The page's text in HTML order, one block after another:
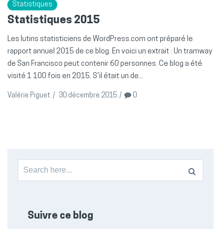
Statistiques
Statistiques 2015
Les lutins statisticiens de WordPress.com ont préparé le
rapport annuel 2015 de ce blog. En voici un extrait : Un tramway
de San Francisco peut contenir 60 personnes. Ce blog a été
visité 1 100 fois en 2015. S’il était un de...
Valérie Piguet / 30 décembre 2015 / 0
Search
for:
Suivre ce blog